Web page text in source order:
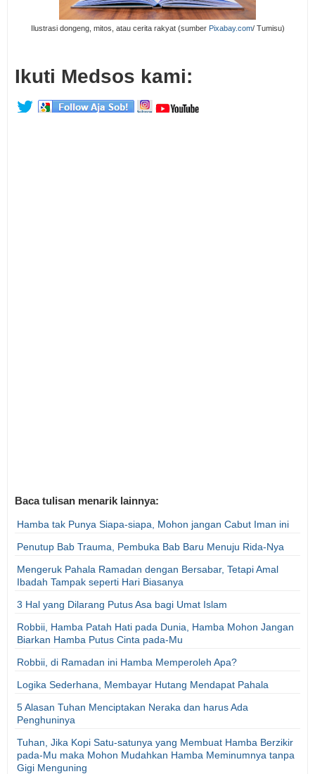
Ilustrasi dongeng, mitos, atau cerita rakyat (sumber Pixabay.com/ Tumisu)
Ikuti Medsos kami:
Baca tulisan menarik lainnya:
Hamba tak Punya Siapa-siapa, Mohon jangan Cabut Iman ini
Penutup Bab Trauma, Pembuka Bab Baru Menuju Rida-Nya
Mengeruk Pahala Ramadan dengan Bersabar, Tetapi Amal
Ibadah Tampak seperti Hari Biasanya
3 Hal yang Dilarang Putus Asa bagi Umat Islam
Robbii, Hamba Patah Hati pada Dunia, Hamba Mohon Jangan
Biarkan Hamba Putus Cinta pada-Mu
Robbii, di Ramadan ini Hamba Memperoleh Apa?
Logika Sederhana, Membayar Hutang Mendapat Pahala
5 Alasan Tuhan Menciptakan Neraka dan harus Ada
Penghuninya
Tuhan, Jika Kopi Satu-satunya yang Membuat Hamba Berzikir
pada-Mu maka Mohon Mudahkan Hamba Meminumnya tanpa
Gigi Menguning